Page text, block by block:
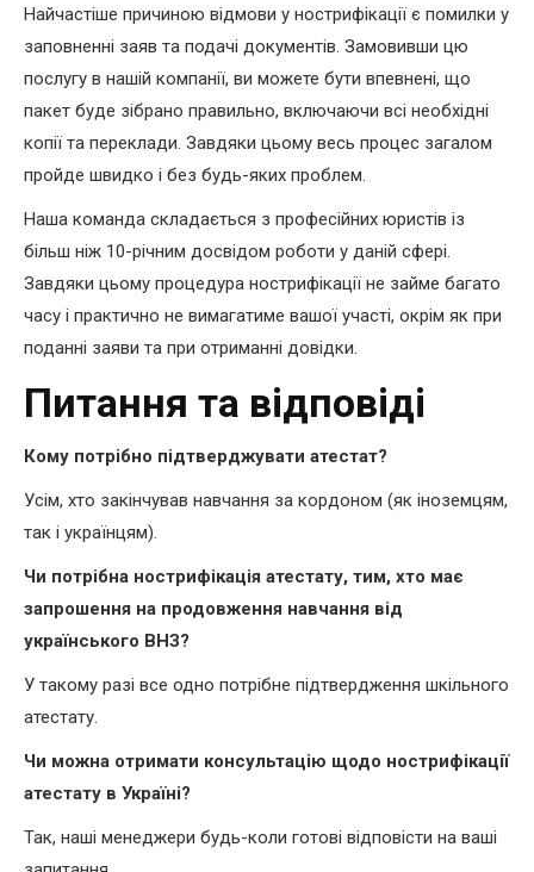
Найчастіше причиною відмови у нострифікації є помилки у
заповненні заяв та подачі документів. Замовивши цю
послугу в нашій компанії, ви можете бути впевнені, що
пакет буде зібрано правильно, включаючи всі необхідні
копії та переклади. Завдяки цьому весь процес загалом
пройде швидко і без будь-яких проблем.
Наша команда складається з професійних юристів із
більш ніж 10-річним досвідом роботи у даній сфері.
Завдяки цьому процедура нострифікації не займе багато
часу і практично не вимагатиме вашої участі, окрім як при
поданні заяви та при отриманні довідки.
Питання та відповіді
Кому потрібно підтверджувати атестат?
Усім, хто закінчував навчання за кордоном (як іноземцям,
так і українцям).
Чи потрібна нострифікація атестату, тим, хто має
запрошення на продовження навчання від
українського ВНЗ?
У такому разі все одно потрібне підтвердження шкільного
атестату.
Чи можна отримати консультацію щодо нострифікації
атестату в Україні?
Так, наші менеджери будь-коли готові відповісти на ваші